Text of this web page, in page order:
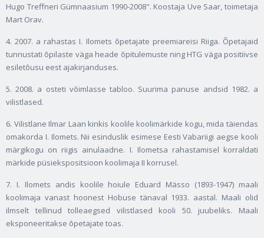
Hugo Treffneri Gümnaasium 1990-2008". Koostaja Uve Saar, toimetaja
Mart Orav.
4. 2007. a rahastas I. Ilomets õpetajate preemiareisi Riiga. Õpetajaid
tunnustati õpilaste väga heade õpitulemuste ning HTG väga positiivse
esiletõusu eest ajakirjanduses.
5. 2008. a osteti võimlasse tabloo. Suurima panuse andsid 1982. a
vilistlased.
6. Vilistlane Ilmar Laan kinkis koolile koolimärkide kogu, mida täiendas
omakorda I. Ilomets. Nii esinduslik esimese Eesti Vabariigi aegse kooli
märgikogu on riigis ainulaadne. I. Ilometsa rahastamisel korraldati
märkide püsiekspositsioon koolimaja II korrusel.
7. I. Ilomets andis koolile hoiule Eduard Mässo (1893-1947) maali
koolimaja vanast hoonest Hobuse tänaval 1933. aastal. Maali olid
ilmselt tellinud tolleaegsed vilistlased kooli 50. juubeliks. Maali
eksponeeritakse õpetajate toas.